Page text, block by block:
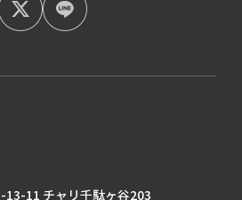
11 チャリ千駄ヶ谷203